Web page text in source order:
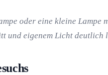
oder eine kleine
und eigenem Licht deutlich